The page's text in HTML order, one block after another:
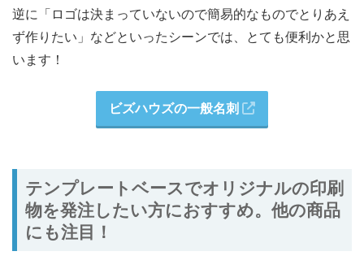
逆に「ロゴは決まっていないので簡易的なものでとりあえ
ず作りたい」などといったシーンでは、とても便利かと思
います！
ビズハウズの一般名刺
テンプレートベースでオリジナルの印刷
物を発注したい方におすすめ。他の商品
にも注目！